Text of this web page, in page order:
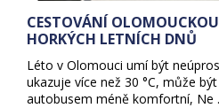
CESTOVÁNÍ
HORKÝCH LETNÍCH DNŮ
Léto v Olomouci umí být
ukazuje více než 30 °C, může
autobusem méně komfortní, Ne